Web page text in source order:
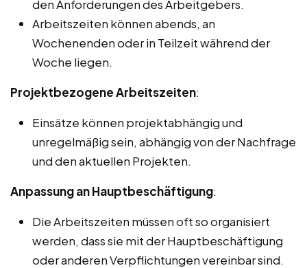
den Anforderungen des Arbeitgebers.
Arbeitszeiten können abends, an
Wochenenden oder in Teilzeit während der
Woche liegen.
Projektbezogene Arbeitszeiten:
Einsätze können projektabhängig und
unregelmäßig sein, abhängig von der Nachfrage
und den aktuellen Projekten.
Anpassung an Hauptbeschäftigung:
Die Arbeitszeiten müssen oft so organisiert
werden, dass sie mit der Hauptbeschäftigung
oder anderen Verpflichtungen vereinbar sind.